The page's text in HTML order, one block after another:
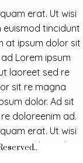
erat. Ut wisi
euismod tincidunt
at ipsum dolor sit
Lorem ipsum
laoreet sed re
sit re magna
dolor. Ad sit
doloreenim ad.
erat. Ut wisi
tincidunt